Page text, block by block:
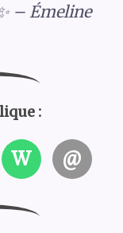
– Émeline
:
W @